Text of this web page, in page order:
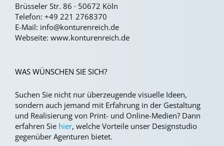
Brüsseler Str. 86 · 50672 Köln
Telefon: +49 221 2768370
E-Mail: info@konturenreich.de
Webseite: www.konturenreich.de
WAS WÜNSCHEN SIE SICH?
Suchen Sie nicht nur überzeugende visuelle Ideen,
sondern auch jemand mit Erfahrung in der Gestaltung
und Realisierung von Print- und Online-Medien? Dann
erfahren Sie hier, welche Vorteile unser Designstudio
gegenüber Agenturen bietet.